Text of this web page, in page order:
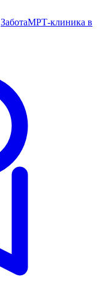
ЗаботаМРТ‑клиника в